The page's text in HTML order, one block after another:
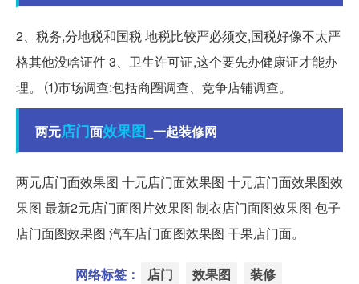
2、税务,分地税和国税 地税比较严必须交,国税好像不太严
格其他没啥证件 3、卫生许可证,这个要先办健康证才能办
理。 ⑴市场调查:包括商圈调查、竞争店铺调查。
两元店门面效果图 _一起装修网
两元店门面效果图 十元店门面效果图 十元店门面效果图效
果图 最新2元店门面图片效果图 制衣店门面图效果图 包子
店门面图效果图 汽车店门面图效果图 干果店门面。
网络标签： 店门 效果图 装修